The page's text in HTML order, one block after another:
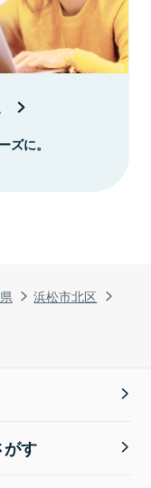
浜松市北区
ズに。
す